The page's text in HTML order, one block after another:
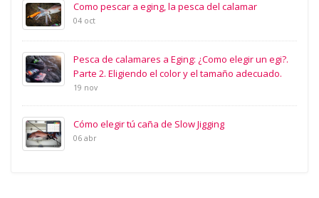
Como pescar a eging, la pesca del calamar
04 oct
Pesca de calamares a Eging: ¿Como elegir un egi?.
Parte 2. Eligiendo el color y el tamaño adecuado.
19 nov
Cómo elegir tú caña de Slow Jigging
06 abr